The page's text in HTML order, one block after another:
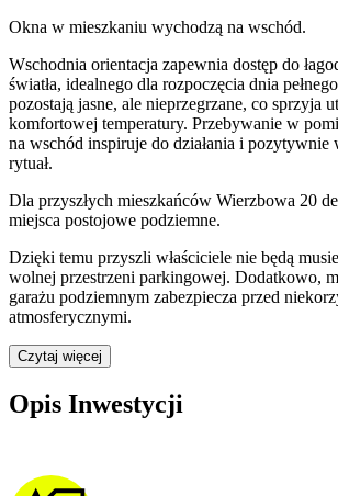
Okna w mieszkaniu wychodzą na wschód.
Wschodnia orientacja zapewnia dostęp do
światła, idealnego dla rozpoczęcia dnia
pozostają jasne, ale nieprzegrzane, co sprzyja
komfortowej temperatury. Przebywanie w
na wschód inspiruje do działania i pozytywnie
rytuał.
Dla przyszłych mieszkańców Wierzbowa 20
miejsca postojowe podziemne.
Dzięki temu przyszli właściciele nie będą
wolnej przestrzeni parkingowej. Dodatkowo,
garażu podziemnym zabezpiecza przed
atmosferycznymi.
Czytaj więcej
Opis Inwestycji